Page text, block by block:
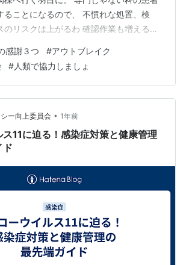
ることになるので、 不慣れな処置、検
のリスクは上がるわ 確認作業も増えるの
、急患も入れない なんなら、予約してい
院を延期にせざるを得ない 適切なタイミ
と進行しちゃう病気の方もいるかもしれ
病院に限ったことじゃない。 とあるリハ
設で、アウトブレイクしている、と聞く
院からの受け入れ…
感謝３つ #アウトブレイク
#人類で協力しましょ
ー向上委員会 • 1年前
11に迫る！感染症対策と健康管理
ド